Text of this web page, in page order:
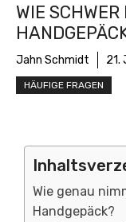
WIE
Jahn Schmidt 21.
HÄUFIGE FRAGEN
Wie genau
Handgepäck?